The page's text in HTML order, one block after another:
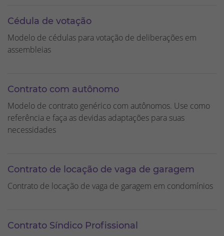
Cédula de votação
Modelo de cédulas para votação de deliberações em
assembleias
Contrato com autônomo
Modelo de contrato genérico com autônomos. Use como
referência e faça as devidas adaptações para suas
necessidades
Contrato de locação de vaga de garagem
Contrato de locação de vaga de garagem em condomínios
Contrato Síndico Profissional